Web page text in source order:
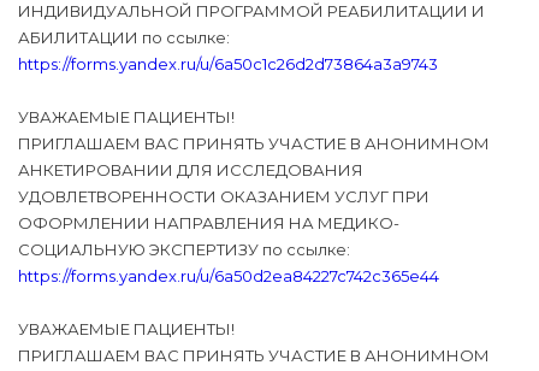
ИНДИВИДУАЛЬНОЙ ПРОГРАММОЙ РЕАБИЛИТАЦИИ И
АБИЛИТАЦИИ по ссылке:
https://forms.yandex.ru/u/6a50c1c26d2d73864a3a9743
УВАЖАЕМЫЕ ПАЦИЕНТЫ!
ПРИГЛАШАЕМ ВАС ПРИНЯТЬ УЧАСТИЕ В АНОНИМНОМ
АНКЕТИРОВАНИИ ДЛЯ ИССЛЕДОВАНИЯ
УДОВЛЕТВОРЕННОСТИ ОКАЗАНИЕМ УСЛУГ ПРИ
ОФОРМЛЕНИИ НАПРАВЛЕНИЯ НА МЕДИКО-
СОЦИАЛЬНУЮ ЭКСПЕРТИЗУ по ссылке:
https://forms.yandex.ru/u/6a50d2ea84227c742c365e44
УВАЖАЕМЫЕ ПАЦИЕНТЫ!
ПРИГЛАШАЕМ ВАС ПРИНЯТЬ УЧАСТИЕ В АНОНИМНОМ